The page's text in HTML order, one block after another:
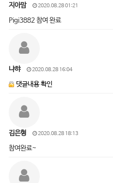
지아맘 2020.08.28 01:21
Pigi3882 참여 완료
냐햐 2020.08.28 16:04
댓글내용 확인
김은형 2020.08.28 18:13
참여완료~